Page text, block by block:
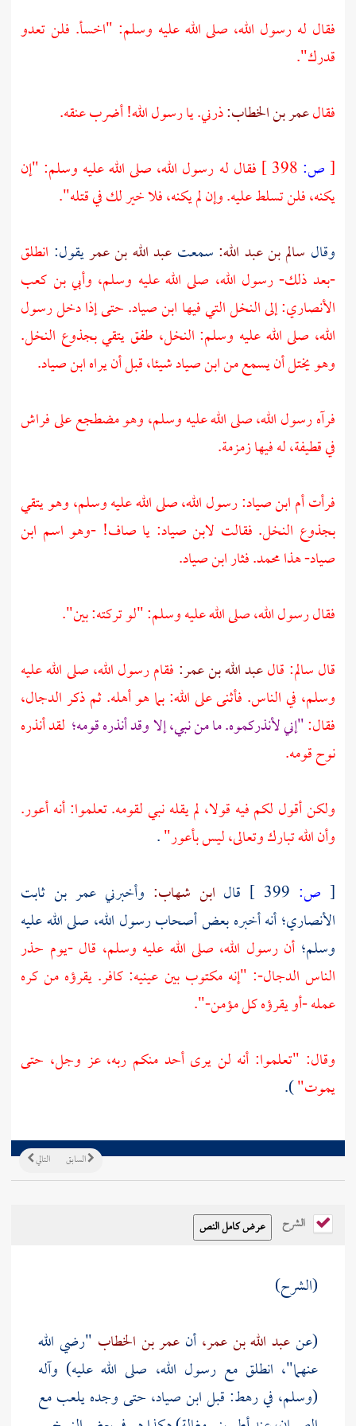
فقال له رسول الله، صلى الله عليه وسلم: "اخسأ. فلن تعدو
قدرك".
فقالعمر بن الخطاب:ذرني. يا رسول الله! أضرب عنقه.
[ص:
فقال له رسول الله، صلى الله عليه وسلم: "إن
يكنه، فلن تسلط عليه. وإن لم يكنه، فلا خير لك في قتله".
وقال سالم بن عبد الله: سمعت عبد الله بن عمريقول: انطلق
-بعد ذلك- رسول الله، صلى الله عليه وسلم، وأبي بن كعب
الأنصاري: إلى النخل التي فيها ابن صياد. حتى إذا دخل رسول
الله، صلى الله عليه وسلم: النخل، طفق يتقي بجذوع النخل.
وهو يختل أن يسمع منابن صيادشيئا، قبل أن يراهابن صياد.
فرآه رسول الله، صلى الله عليه وسلم، وهو مضطجع على فراش
في قطيفة، له فيها زمزمة.
فرأتأم ابن صياد:رسول الله، صلى الله عليه وسلم، وهو يتقي
بجذوع النخل. فقالت لابن صياد: يا صاف! -وهو اسم ابن
صياد-هذامحمد.فثارابن صياد.
فقال رسول الله، صلى الله عليه وسلم: "لو تركته: بين".
قالسالم: قالعبد الله بن عمر: فقام رسول الله، صلى الله عليه
وسلم، في الناس. فأثنى على الله: بما هو أهله. ثم ذكر الدجال،
فقال:"إني لأنذركموه. ما من نبي، إلا وقد أنذره قومه؛ لقد أنذره
نوح قومه.
ولكن أقول لكم فيه قولا، لم يقله نبي لقومه. تعلموا: أنه أعور.
وأن الله تبارك وتعالى، ليس بأعور".
[ ص: قال ابن شهاب: وأخبرنيعمر بن ثابت
الأنصاري؛أنه أخبره بعض أصحاب رسول الله، صلى الله عليه
وسلم؛ أن رسول الله، صلى الله عليه وسلم، قال -يوم حذر
الناس الدجال-: "إنه مكتوب بين عينيه: كافر. يقرؤه من كره
عمله -أو يقرؤه كل مؤمن-".
وقال: "تعلموا: أنه لن يرى أحد منكم ربه، عز وجل، حتى
يموت").
التالي السابق
الشرح
(الشرح)
(عنعبد الله بن عمر، أن عمر بن الخطاب "رضي الله
عنهما"، انطلق مع رسول الله، صلى الله عليه) وآله
(وسلم، في رهط: قبلابن صياد، حتى وجده يلعب مع